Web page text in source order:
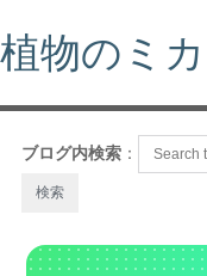
植物のミ
ブログ内検索 ：